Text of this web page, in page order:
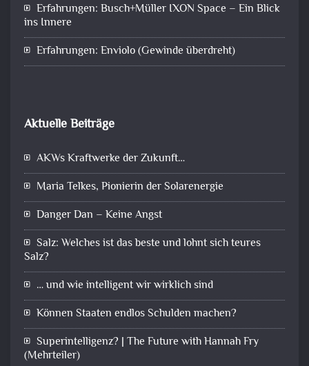
Erfahrungen: Busch+Müller IXON Space – Ein Blick
ins Innere
Erfahrungen: Enviolo (Gewinde überdreht)
Aktuelle Beiträge
AKWs Kraftwerke der Zukunft…
Maria Telkes, Pionierin der Solarenergie
Danger Dan – Keine Angst
Salz: Welches ist das beste und lohnt sich teures
Salz?
… und wie intelligent wir wirklich sind
Können Staaten endlos Schulden machen?
Superintelligenz? | The Future with Hannah Fry
(Mehrteiler)